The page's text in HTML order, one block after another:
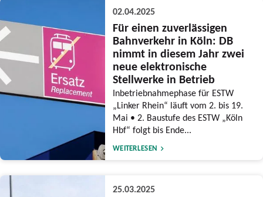
02.04.2025
Für einen zuverlässigen
Bahnverkehr in Köln: DB
nimmt in diesem Jahr zwei
neue elektronische
Stellwerke in Betrieb
Inbetriebnahmephase für ESTW
„Linker Rhein“ läuft vom 2. bis 19.
Mai • 2. Baustufe des ESTW „Köln
Hbf“ folgt bis Ende...
WEITERLESEN
25.03.2025